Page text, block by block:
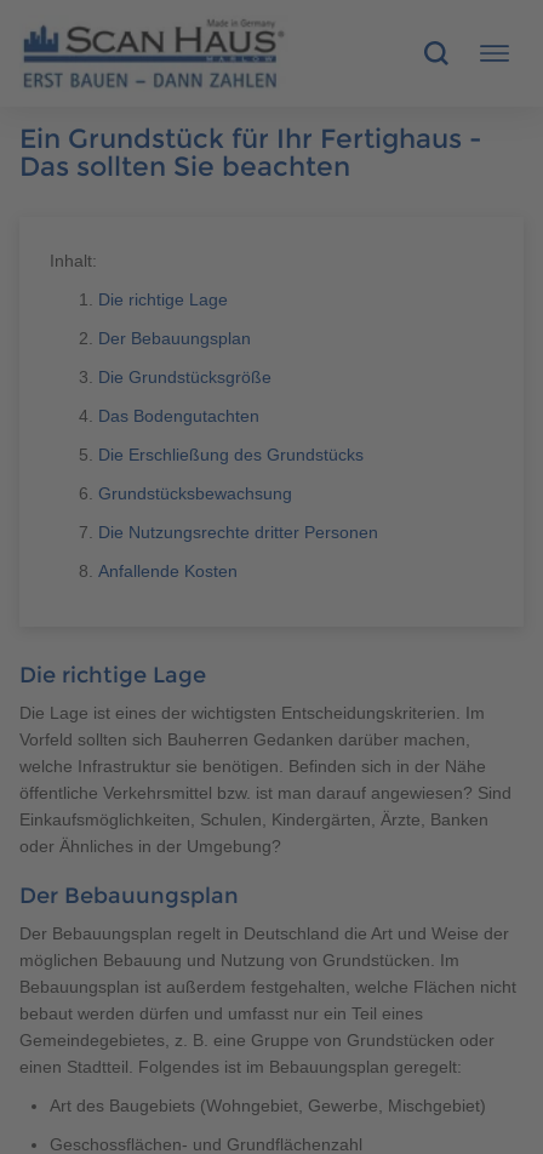
HÄUSER
RUND UMS BAUEN
ÜBER UNS
KONTAKT
MUSTERHAUS FINDEN
Ein Grundstück für Ihr Fertighaus -
Das sollten Sie beachten
Inhalt:
Die richtige Lage
Der Bebauungsplan
Die Grundstücksgröße
Das Bodengutachten
Die Erschließung des Grundstücks
Grundstücksbewachsung
Die Nutzungsrechte dritter Personen
Anfallende Kosten
Die richtige Lage
Die Lage ist eines der wichtigsten Entscheidungskriterien. Im
Vorfeld sollten sich Bauherren Gedanken darüber machen,
welche Infrastruktur sie benötigen. Befinden sich in der Nähe
öffentliche Verkehrsmittel bzw. ist man darauf angewiesen? Sind
Einkaufsmöglichkeiten, Schulen, Kindergärten, Ärzte, Banken
oder Ähnliches in der Umgebung?
Der Bebauungsplan
Der Bebauungsplan regelt in Deutschland die Art und Weise der
möglichen Bebauung und Nutzung von Grundstücken. Im
Bebauungsplan ist außerdem festgehalten, welche Flächen nicht
bebaut werden dürfen und umfasst nur ein Teil eines
Gemeindegebietes, z. B. eine Gruppe von Grundstücken oder
einen Stadtteil. Folgendes ist im Bebauungsplan geregelt:
Art des Baugebiets (Wohngebiet, Gewerbe, Mischgebiet)
Geschossflächen- und Grundflächenzahl